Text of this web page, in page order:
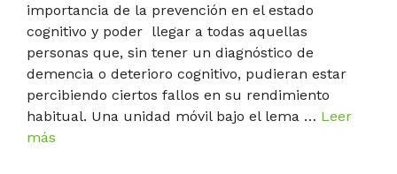
importancia de la prevención en el estado
cognitivo y poder llegar a todas aquellas
personas que, sin tener un diagnóstico de
demencia o deterioro cognitivo, pudieran estar
percibiendo ciertos fallos en su rendimiento
habitual. Una unidad móvil bajo el lema … Leer
más